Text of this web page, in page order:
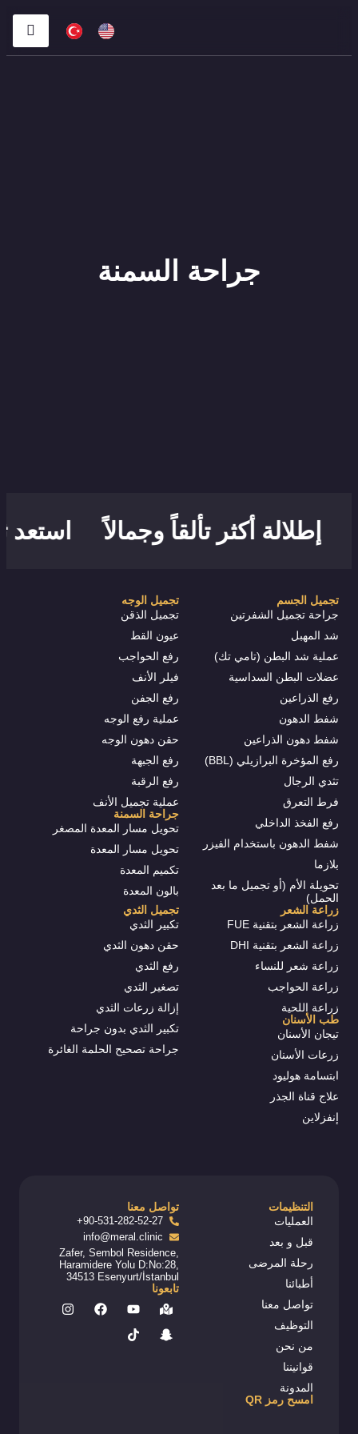
جراحة السمنة
استعد إطلالة أكثر تألقاً وجمالاً
تجميل الجسم
جراحة تجميل الشفرتين
شد المهبل
عملية شد البطن (تامي تك)
عضلات البطن السداسية
رفع الذراعين
شفط الدهون
شفط دهون الذراعين
رفع المؤخرة البرازيلي (BBL)
تثدي الرجال
فرط التعرق
رفع الفخذ الداخلي
شفط الدهون باستخدام الفيزر
بلازما
تحويلة الأم (أو تجميل ما بعد
الحمل)
تجميل الوجه
تجميل الذقن
عيون القط
رفع الحواجب
فيلر الأنف
رفع الجفن
عملية رفع الوجه
حقن دهون الوجه
رفع الجبهة
رفع الرقبة
عملية تجميل الأنف
جراحة السمنة
تحويل مسار المعدة المصغر
تحويل مسار المعدة
تكميم المعدة
بالون المعدة
زراعة الشعر
زراعة الشعر بتقنية FUE
زراعة الشعر بتقنية DHI
زراعة شعر للنساء
زراعة الحواجب
زراعة اللحية
طب الأسنان
تيجان الأسنان
زرعات الأسنان
ابتسامة هوليود
علاج قناة الجذر
إنفزلاين
تجميل الثدي
تكبير الثدي
حقن دهون الثدي
رفع الثدي
تصغير الثدي
إزالة زرعات الثدي
تكبير الثدي بدون جراحة
جراحة تصحيح الحلمة الغائرة
التنظيمات
العمليات
قبل و بعد
رحلة المرضى
أطبائنا
تواصل معنا
التوظيف
من نحن
قوانيننا
المدونة
تواصل معنا
90-531-282-52-27+
info@meral.clinic
Zafer, Sembol Residence,
Haramidere Yolu D:No:28,
34513 Esenyurt/İstanbul
تابعونا
امسح رمز QR